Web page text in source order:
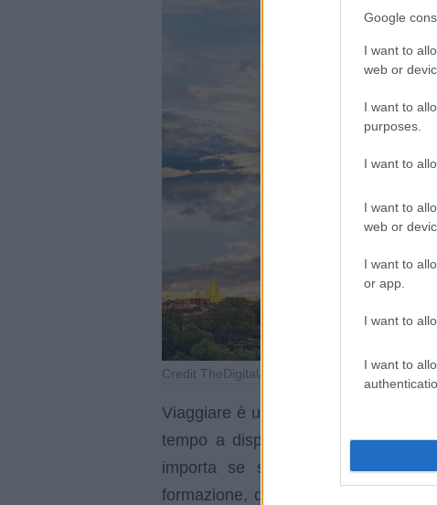
Google
I want to
web or
I want to
purposes.
I want to
I want to
web or
I want to
or app.
I want to
I want to
Credit TheDigitalArtist Pixabay
Viaggiare è uno dei piaceri della
tempo a disposizione, non vede
importa se si tratti di una
formazione, quello che conta è